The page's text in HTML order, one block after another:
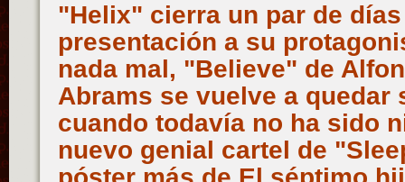
"Helix" cierra un par de
presentación a su
nada mal, "Believe" de
Abrams se vuelve a quedar
cuando todavía no ha sido
nuevo genial cartel de